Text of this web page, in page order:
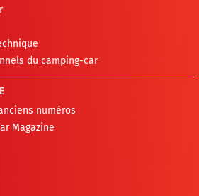
du camping-car
numéros
Magazine